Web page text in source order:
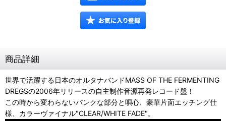
商品詳細
世界で活躍する日本のオルタナバンドMASS OF THE FERMENTING
DREGSの2006年リリースの自主制作音源再発レコード盤！
この時から変わらないパンクな部分と唄心、豪華片面エッチング仕
様、カラーヴァイナル"CLEAR/WHITE FADE"。